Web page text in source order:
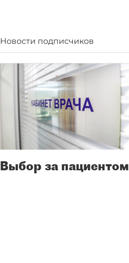
Новости подписчиков
Выбор за пациентом